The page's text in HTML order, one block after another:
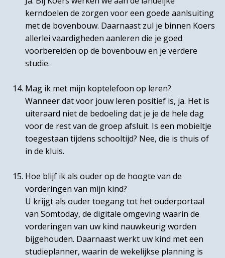
kerndoelen de zorgen voor een goede aanlsuiting
met de bovenbouw. Daarnaast zul je binnen Koers
allerlei vaardigheden aanleren die je goed
voorbereiden op de bovenbouw en je verdere
studie.
Mag ik met mijn koptelefoon op leren?
Wanneer dat voor jouw leren positief is, ja. Het is
uiteraard niet de bedoeling dat je je de hele dag
voor de rest van de groep afsluit. Is een mobieltje
toegestaan tijdens schooltijd? Nee, die is thuis of
in de kluis.
Hoe blijf ik als ouder op de hoogte van de
vorderingen van mijn kind?
U krijgt als ouder toegang tot het ouderportaal
van Somtoday, de digitale omgeving waarin de
vorderingen van uw kind nauwkeurig worden
bijgehouden. Daarnaast werkt uw kind met een
studieplanner, waarin de wekelijkse planning is